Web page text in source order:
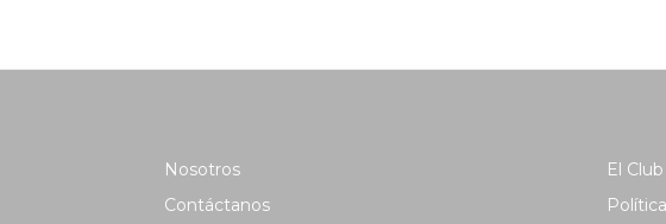
Nosotros
Contáctanos
El